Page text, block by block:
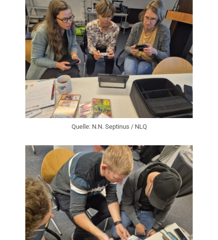
Quelle: N.N. Septinus / NLQ